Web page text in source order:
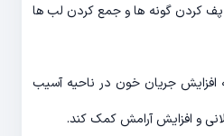
کردن گونه ها و جمع کردن لب ها
افزایش جریان خون در ناحیه آسیب
و افزایش آرامش کمک کند.